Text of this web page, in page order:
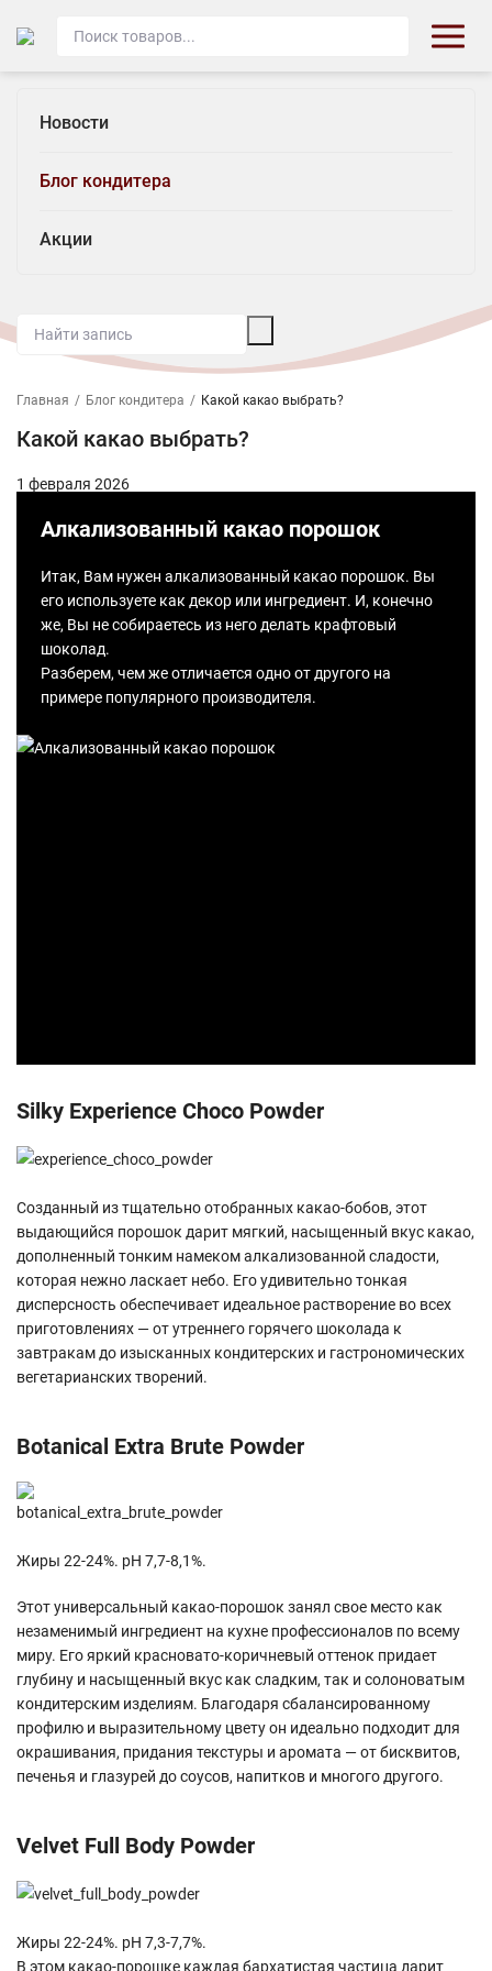
Новости
Блог кондитера
Акции
Главная / Блог кондитера / Какой какао выбрать?
Какой какао выбрать?
1 февраля 2026
Алкализованный какао порошок
Итак, Вам нужен алкализованный какао порошок. Вы
его используете как декор или ингредиент. И, конечно
же, Вы не собираетесь из него делать крафтовый
шоколад.
Разберем, чем же отличается одно от другого на
примере популярного производителя.
Silky Experience Choco Powder
Созданный из тщательно отобранных какао-бобов, этот
выдающийся порошок дарит мягкий, насыщенный вкус какао,
дополненный тонким намеком алкализованной сладости,
которая нежно ласкает небо. Его удивительно тонкая
дисперсность обеспечивает идеальное растворение во всех
приготовлениях — от утреннего горячего шоколада к
завтракам до изысканных кондитерских и гастрономических
вегетарианских творений.
Botanical Extra Brute Powder
Жиры 22-24%. pH 7,7-8,1%.
Этот универсальный какао-порошок занял свое место как
незаменимый ингредиент на кухне профессионалов по всему
миру. Его яркий красновато-коричневый оттенок придает
глубину и насыщенный вкус как сладким, так и солоноватым
кондитерским изделиям. Благодаря сбалансированному
профилю и выразительному цвету он идеально подходит для
окрашивания, придания текстуры и аромата — от бисквитов,
печенья и глазурей до соусов, напитков и многого другого.
Velvet Full Body Powder
Жиры 22-24%. pH 7,3-7,7%.
В этом какао-порошке каждая бархатистая частица дарит